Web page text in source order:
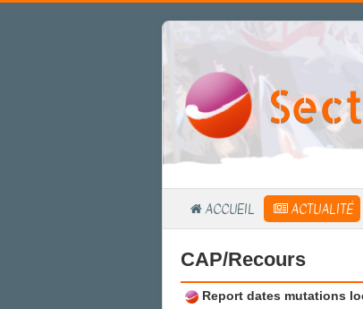
ACCUEIL ACTUALITÉ
CAP/Recours
Report dates mutations